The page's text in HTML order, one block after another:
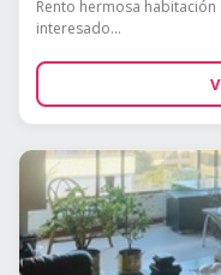
Rento hermosa
interesado...